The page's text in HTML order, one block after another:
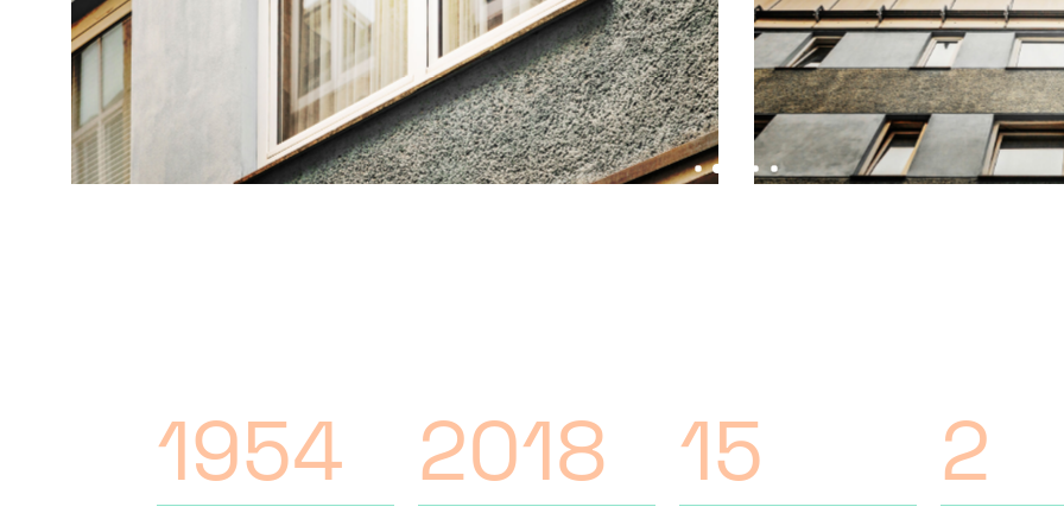
1954 2018 15 2